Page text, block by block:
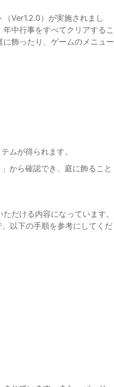
Ver1.2.0）が実施されまし
中行事をすべてクリアするこ
飾ったり、ゲームのメニュー
ムが得られます。
から確認でき、庭に飾ること
だける内容になっています。
以下の手順を参考にしてくだ